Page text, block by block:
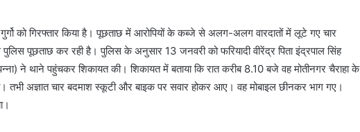
को गिरफ्तार किया है। पूछताछ में आरोपियों के कब्जे से अलग-अलग वारदातों में लूटे गए चार
पुलिस पूछताछ कर रही है। पुलिस के अनुसार 13 जनवरी को फरियादी वीरेंद्र पिता इंद्रपाल सिंह
ने थाने पहुंचकर शिकायत की। शिकायत में बताया कि रात करीब 8.10 बजे वह मोतीनगर चैराहा के
तभी अज्ञात चार बदमाश स्कूटी और बाइक पर सवार होकर आए। वह मोबाइल छीनकर भाग गए।